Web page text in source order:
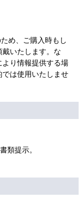
ップに戻る
め、ご購入時もし
戴いたします。な
り情報提供する場
は使用いたしませ
類提示。